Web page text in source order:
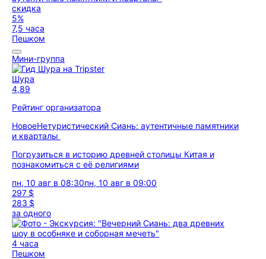
скидка
5%
7,5 часа
Пешком
Мини-группа
Шура
4,89
Рейтинг организатора
НовоеНетуристический Сиань: аутентичные памятники
и кварталы
Погрузиться в историю древней столицы Китая и
познакомиться с её религиями
пн, 10 авг в 08:30пн, 10 авг в 09:00
297 $
283 $
за одного
4 часа
Пешком